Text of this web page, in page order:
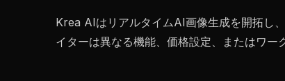
Krea AIはリアルタイムAI画像生成を開拓し
イターは異なる機能、価格設定、またはワ